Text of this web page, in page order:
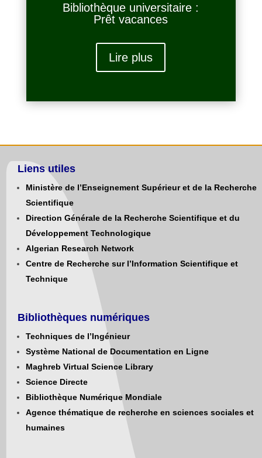
Bibliothèque universitaire :
Prêt vacances
Lire plus
Liens utiles
Ministère de l’Enseignement Supérieur et de la Recherche
Scientifique
Direction Générale de la Recherche Scientifique et du
Développement Technologique
Algerian Research Network
Centre de Recherche sur l’Information Scientifique et
Technique
Bibliothèques numériques
Techniques de l’Ingénieur
Système National de Documentation en Ligne
Maghreb Virtual Science Library
Science Directe
Bibliothèque Numérique Mondiale
Agence thématique de recherche en sciences sociales et
humaines